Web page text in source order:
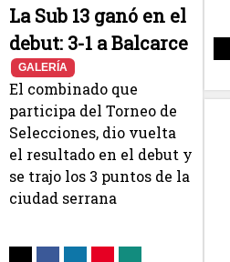
La Sub 13 ganó en el
debut: 3-1 a Balcarce
GALERÍA
El combinado que
participa del Torneo de
Selecciones, dio vuelta
el resultado en el debut y
se trajo los 3 puntos de la
ciudad serrana